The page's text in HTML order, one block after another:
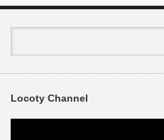
Locoty Channel